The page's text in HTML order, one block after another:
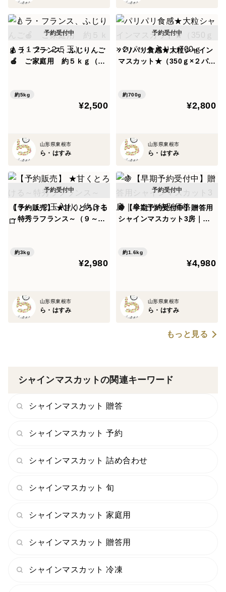
🍐ラ・フランス、ふじりんご
🍎 ご家庭用 約５ｋｇ（１
約5kg
¥2,500
山形県東根市
ら・はすみ
パリパリ食感★大粒シャイン
マスカット★（350ｇ×２パッ
約700g
¥2,800
山形県東根市
ら・はすみ
【予約販売】 ★甘くとろける
～特秀ラフランス～（９～１
約3kg
¥2,980
山形県東根市
ら・はすみ
🍇【早期予約受付中】贈答用
シャインマスカット3房｜今
約1.6kg
¥4,980
山形県東根市
ら・はすみ
もっと見る
シャインマスカットの関連キーワード
シャインマスカット 贈答
シャインマスカット 予約
シャインマスカット 詰め合わせ
シャインマスカット 旬
シャインマスカット 家庭用
シャインマスカット 贈答用
シャインマスカット 冷凍